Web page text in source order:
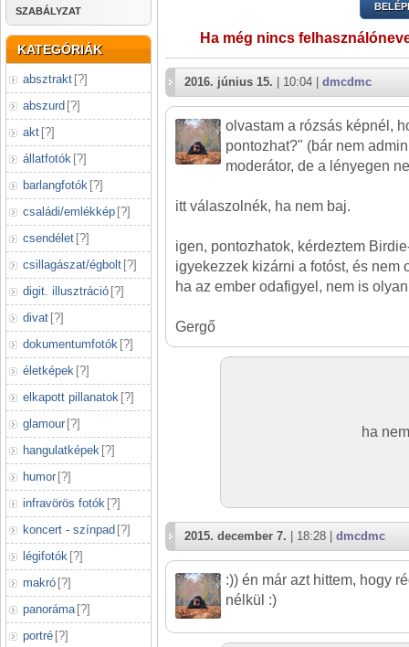
SZABÁLYZAT
KATEGÓRIÁK
absztrakt [?]
abszurd [?]
akt [?]
állatfotók [?]
barlangfotók [?]
családi/emlékkép [?]
csendélet [?]
csillagászat/égbolt [?]
digit. illusztráció [?]
divat [?]
dokumentumfotók [?]
életképek [?]
elkapott pillanatok [?]
glamour [?]
hangulatképek [?]
humor [?]
infravörös fotók [?]
koncert - színpad [?]
légifotók [?]
makró [?]
panoráma [?]
portré [?]
Ha még nincs
2016. június 15. | 10:04 | dmcdmc
olvastam a rózsás képnél,
pontozhat?" (bár nem
moderátor, de a lényegen
itt válaszolnék, ha nem baj.
igen, pontozhatok, kérdeztem
igyekezzek kizárni a fotóst, és nem
ha az ember odafigyel, nem is
Gergő
ha
2015. december 7. | 18:28 | dmcdmc
:)) én már azt hittem, hogy
nélkül :)